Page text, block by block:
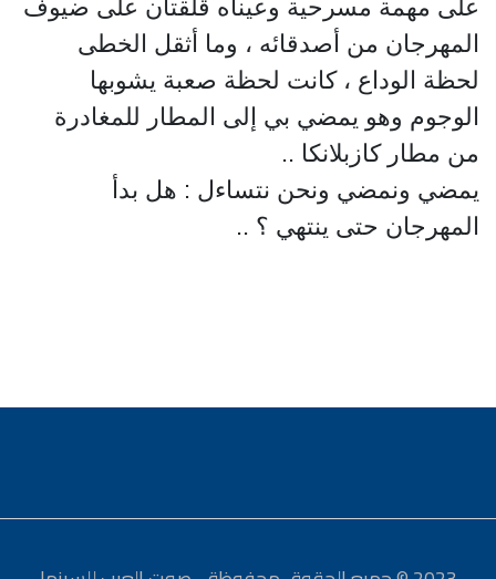
على مهمة مسرحية وعيناه قلقتان على ضيوف
المهرجان من أصدقائه ، وما أثقل الخطى
لحظة الوداع ، كانت لحظة صعبة يشوبها
الوجوم وهو يمضي بي إلى المطار للمغادرة
من مطار كازبلانكا ..
يمضي ونمضي ونحن نتساءل : هل بدأ
المهرجان حتى ينتهي ؟ ..